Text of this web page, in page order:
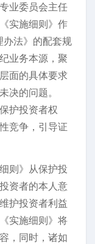
业委员会主任
实施细则》作
办法》的配套规
业务本源，聚
面的具体要求
决的问题。
护投资者权
竞争，引导证
则》从保护投
资者的本人意
护投资者利益
实施细则》将
，同时，诸如